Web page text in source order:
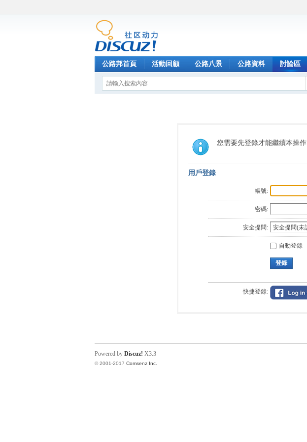
公路邦首頁 活動回顧 公路八景 公路資料 討論區
您需要先登錄才能繼續本操作
用戶登錄
帳號:
密碼:
安全提問:
自動登錄
登錄
快捷登錄:
Powered by Discuz! X3.3
© 2001-2017 Comsenz Inc.